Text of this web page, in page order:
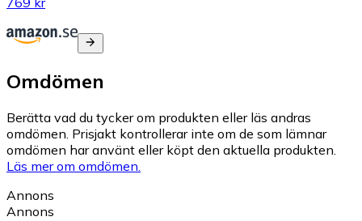
Omdömen
Berätta vad du tycker om produkten eller läs andras
omdömen. Prisjakt kontrollerar inte om de som lämnar
omdömen har använt eller köpt den aktuella produkten.
Läs mer om omdömen.
Annons
Annons